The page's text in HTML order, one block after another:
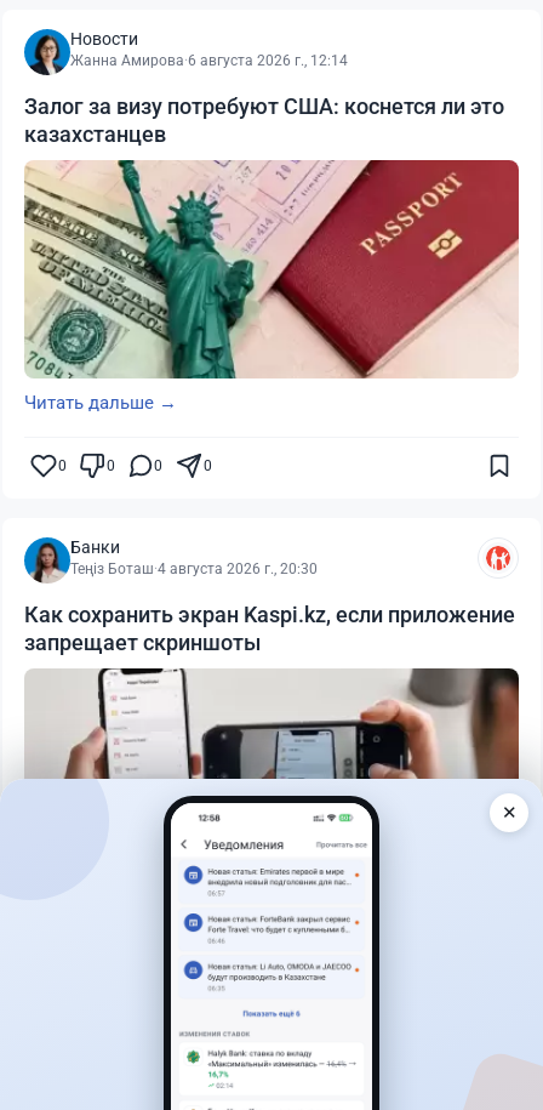
Новости
Жанна Амирова·6 августа 2026 г., 12:14
Залог за визу потребуют США: коснется ли это
казахстанцев
Читать дальше →
0 0 0 0
Банки
Теңіз Боташ·4 августа 2026 г., 20:30
Как сохранить экран Kaspi.kz, если приложение
запрещает скриншоты
21
5 августа 2026 г., 13:10
✕